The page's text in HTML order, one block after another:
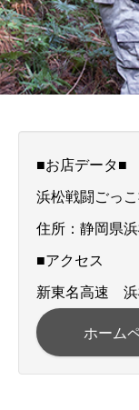
■お店データ■
浜松戦闘ごっ
住所：静岡県
■アクセス
新東名高速 浜
ホーム